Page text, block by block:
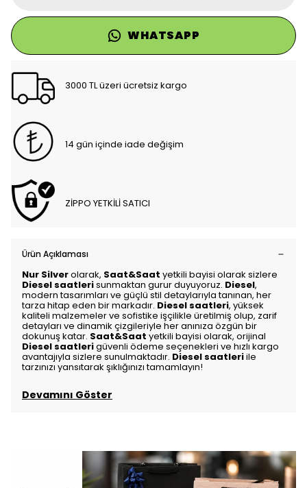
WHATSAPP
3000 TL üzeri ücretsiz kargo
14 gün içinde iade değişim
ZİPPO YETKİLİ SATICI
Ürün Açıklaması
Nur Silverolarak, Saat&Saat yetkili bayisi olarak sizlere
Diesel saatlerisunmaktan gurur duyuyoruz. Diesel,
modern tasarımları ve güçlü stil detaylarıyla tanınan, her
tarza hitap eden bir markadır. Diesel saatleri, yüksek
kaliteli malzemeler ve sofistike işçilikle üretilmiş olup, zarif
detayları ve dinamik çizgileriyle her anınıza özgün bir
dokunuş katar. Saat&Saat yetkili bayisi olarak, orijinal
Diesel saatlerigüvenli ödeme seçenekleri ve hızlı kargo
avantajıyla sizlere sunulmaktadır. Diesel saatleriile
tarzınızı yansıtarak şıklığınızı tamamlayın!
Devamını Göster